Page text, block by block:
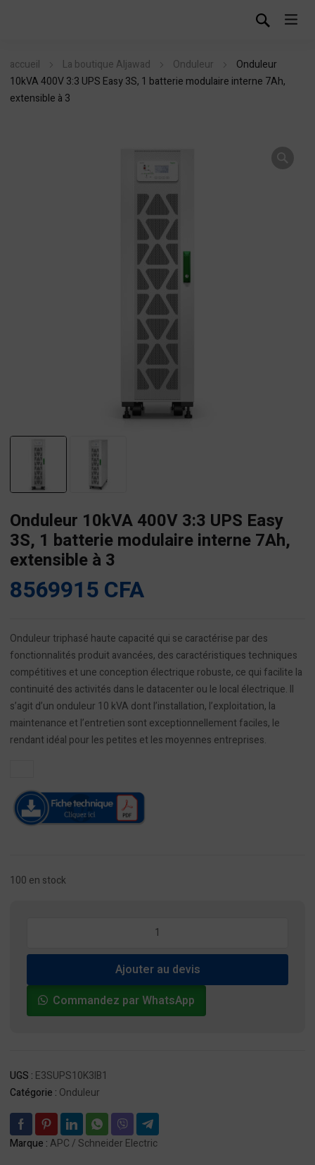
accueil La boutique Aljawad Onduleur
Onduleur
10kVA 400V 3:3 UPS Easy 3S, 1 batterie modulaire interne 7Ah,
extensible à 3
Onduleur 10kVA 400V 3:3 UPS Easy
3S, 1 batterie modulaire interne 7Ah,
extensible à 3
8569915CFA
Onduleur triphasé haute capacité qui se caractérise par des
fonctionnalités produit avancées, des caractéristiques techniques
compétitives et une conception électrique robuste, ce qui facilite la
continuité des activités dans le datacenter ou le local électrique. Il
s’agit d’un onduleur 10 kVA dont l’installation, l’exploitation, la
maintenance et l’entretien sont exceptionnellement faciles, le
rendant idéal pour les petites et les moyennes entreprises.
100 en stock
Onduleur
400V
3:3
UPS
batterie
modulaire
interne
7Ah,
extensible
Ajouter au devis
Commandez par WhatsApp
UGS : E3SUPS10K3IB1
Catégorie : Onduleur
Marque :APC / Schneider Electric